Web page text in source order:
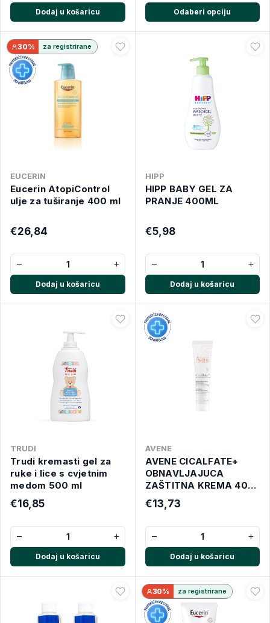
Dodaj u košaricu Odaberi opciju
30% za registrirane
EUCERIN
Eucerin AtopiControl
ulje za tuširanje 400 ml
€26,84
− +
Dodaj u košaricu
HIPP
HIPP BABY GEL ZA
PRANJE 400ML
€5,98
− +
Dodaj u košaricu
TRUDI
Trudi kremasti gel za
ruke i lice s cvjetnim
medom 500 ml
€16,85
− +
Dodaj u košaricu
AVENE
AVENE CICALFATE+
OBNAVLJAJUCA
ZAŠTITNA KREMA 40
ML
€13,73
− +
Dodaj u košaricu
30% za registrirane